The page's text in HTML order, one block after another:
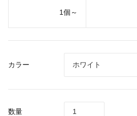
1個～
カラー
数量